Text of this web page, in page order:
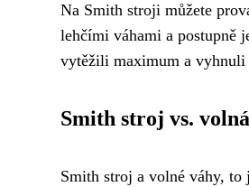
Na Smith stroji můžete
lehčími váhami a postupně
vytěžili maximum a vyhnuli
Smith stroj vs.
Smith stroj a volné váhy, to